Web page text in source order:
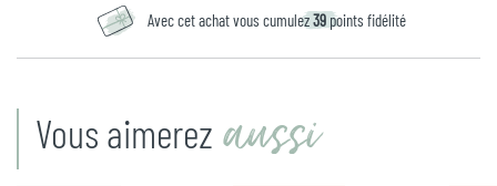
Avec cet achat vous cumulez39 points fidélité
Vous aimerez aussi